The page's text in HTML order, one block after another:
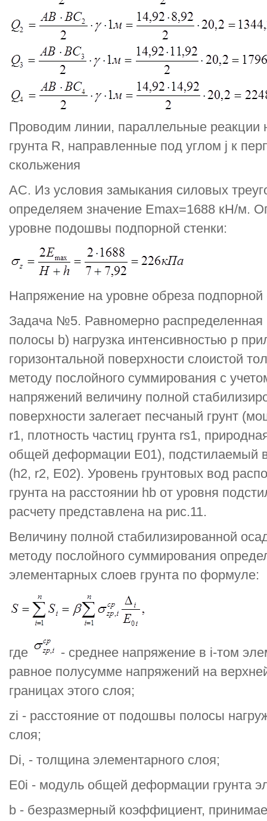
Проводим линии, параллельные реакции
грунта R, направленные под углом j к
скольжения
АС. Из условия замыкания силовых
определяем значение Еmax=1688 кН/м.
уровне подошвы подпорной стенки:
Напряжение на уровне обреза подпорной
Задача №5. Равномерно
полосы b) нагрузка интенсивностью р
горизонтальной поверхности слоистой
методу послойного суммирования с
напряжений величину полной
поверхности залегает песчаный грунт
r1, плотность частиц грунта rs1,
общей деформации E01), подстилаемый
(h2, r2, E02). Уровень грунтовых вод
грунта на расстоянии hb от уровня
расчету представлена на рис.11.
Величину полной стабилизированной
методу послойного суммирования
элементарных слоев грунта по формуле:
где
- среднее напряжение в i-том
равное полусумме напряжений на
границах этого слоя;
zi - расстояние от подошвы полосы
слоя;
Di, - толщина элементарного слоя;
Е0i - модуль общей деформации грунта
b - безразмерный коэффициент,